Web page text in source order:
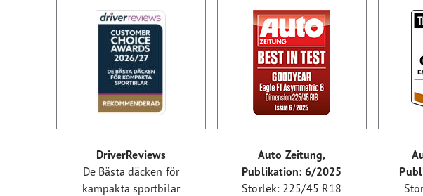
DriverReviews
De Bästa däcken för
kampakta sportbilar
Auto Zeitung,
Publikation: 6/2025
Storlek: 225/45 R18